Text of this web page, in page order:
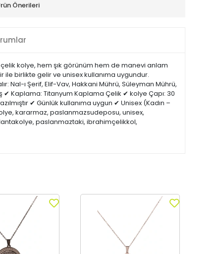
Önerileri
kolye, hem şık görünüm hem de manevi anlam
ile birlikte gelir ve unisex kullanıma uygundur.
Nal-ı Şerif, Elif-Vav, Hakkani Mührü, Süleyman Mührü,
✔ Kaplama: Titanyum Kaplama Çelik ✔ kolye Çapı: 30
✔ Günlük kullanıma uygun ✔ Unisex (Kadın –
kararmaz, paslanmazsudeposu, unisex,
paslanmaztaki, ibrahimçelikkol,